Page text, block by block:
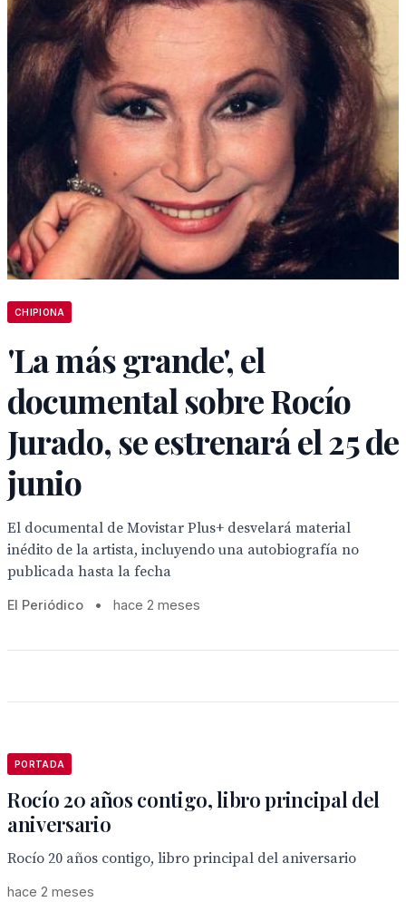
CHIPIONA
'La más grande', el
documental sobre Rocío
Jurado, se estrenará el 25 de
junio
El documental de Movistar Plus+ desvelará material
inédito de la artista, incluyendo una autobiografía no
publicada hasta la fecha
El Periódico • hace 2 meses
PORTADA
Rocío 20 años contigo, libro principal del
aniversario
Rocío 20 años contigo, libro principal del aniversario
hace 2 meses